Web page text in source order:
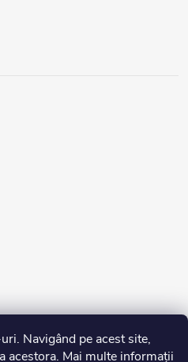
Navigând pe acest site,
acestora. Mai multe informații